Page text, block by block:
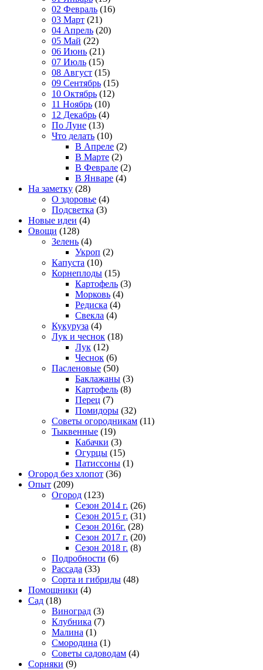
02 Февраль (16)
03 Март (21)
04 Апрель (20)
05 Май (22)
06 Июнь (21)
07 Июль (15)
08 Август (15)
09 Сентябрь (15)
10 Октябрь (12)
11 Ноябрь (10)
12 Декабрь (4)
По Луне (13)
Что делать (10)
В Апреле (2)
В Марте (2)
В Феврале (2)
В Январе (4)
На заметку (28)
О здоровье (4)
Подсветка (3)
Новые идеи (4)
Овощи (128)
Зелень (4)
Укроп (2)
Капуста (10)
Корнеплоды (15)
Картофель (3)
Морковь (4)
Редиска (4)
Свекла (4)
Кукуруза (4)
Лук и чеснок (18)
Лук (12)
Чеснок (6)
Пасленовые (50)
Баклажаны (3)
Картофель (8)
Перец (7)
Помидоры (32)
Советы огородникам (11)
Тыквенные (19)
Кабачки (3)
Огурцы (15)
Патиссоны (1)
Огород без хлопот (36)
Опыт (209)
Огород (123)
Сезон 2014 г. (26)
Сезон 2015 г. (31)
Сезон 2016г. (28)
Сезон 2017 г. (20)
Сезон 2018 г. (8)
Подробности (6)
Рассада (33)
Сорта и гибриды (48)
Помощники (4)
Сад (18)
Виноград (3)
Клубника (7)
Малина (1)
Смородина (1)
Советы садоводам (4)
Сорняки (9)